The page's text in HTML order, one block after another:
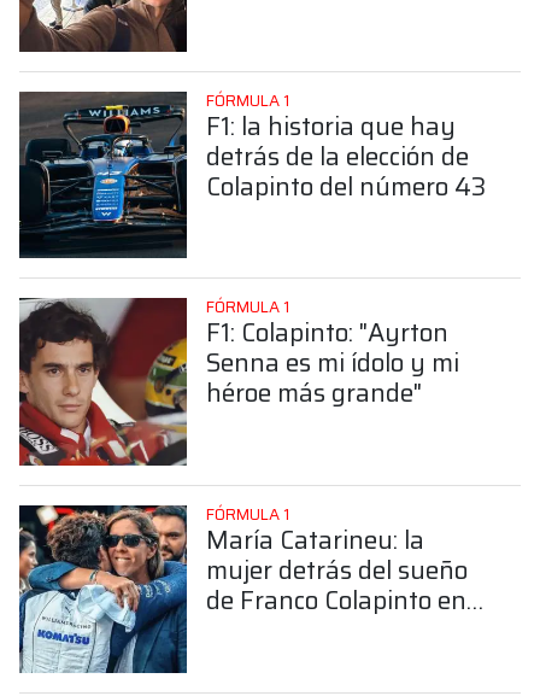
FÓRMULA 1
F1: la historia que hay
detrás de la elección de
Colapinto del número 43
FÓRMULA 1
F1: Colapinto: "Ayrton
Senna es mi ídolo y mi
héroe más grande"
FÓRMULA 1
María Catarineu: la
mujer detrás del sueño
de Franco Colapinto en